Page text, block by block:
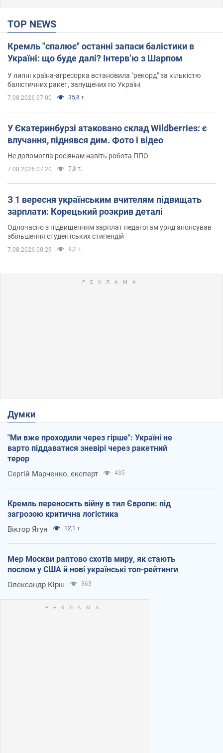
TOP NEWS
Кремль "спалює" останні запаси балістики в
Україні: що буде далі? Інтерв’ю з Шарпом
У липні країна-агресорка встановила "рекорд" за кількістю
балістичних ракет, запущених по Україні
7.08.2026 07:00 35,8 т.
У Єкатеринбурзі атаковано склад Wildberries: є
влучання, піднявся дим. Фото і відео
Не допомогла росіянам навіть робота ППО
7.08.2026 07:20 7,8 т.
З 1 вересня українським вчителям підвищать
зарплати: Корецький розкрив деталі
Одночасно з підвищенням зарплат педагогам уряд анонсував
збільшення студентських стипендій
7.08.2026 00:29 9,2 т.
Думки
"Ми вже проходили через гірше": Україні не
варто піддаватися зневірі через ракетний
терор
Сергій Марченко, експерт 435
Кремль переносить війну в тил Європи: під
загрозою критична логістика
Віктор Ягун 12,1 т.
Мер Москви раптово схотів миру, як стають
послом у США й нові українські топ-рейтинги
Олександр Кірш 363